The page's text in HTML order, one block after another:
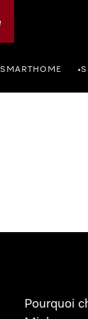
SMARTHOME •
Pourquoi